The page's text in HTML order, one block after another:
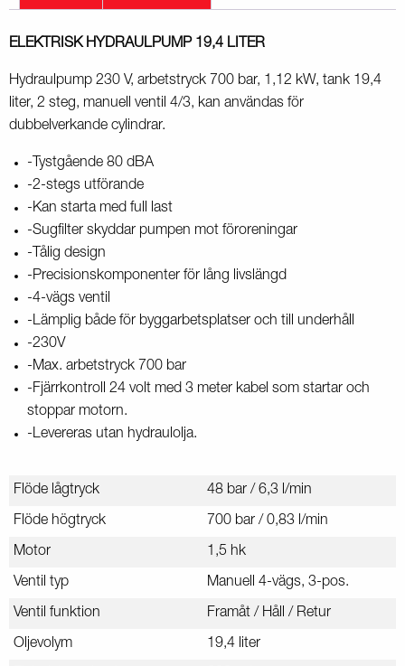
ELEKTRISK HYDRAULPUMP 19,4 LITER
Hydraulpump 230 V, arbetstryck 700 bar, 1,12 kW, tank 19,4
liter, 2 steg, manuell ventil 4/3, kan användas för
dubbelverkande cylindrar.
-Tystgående 80 dBA
-2-stegs utförande
-Kan starta med full last
-Sugfilter skyddar pumpen mot föroreningar
-Tålig design
-Precisionskomponenter för lång livslängd
-4-vägs ventil
-Lämplig både för byggarbetsplatser och till underhåll
-230V
-Max. arbetstryck 700 bar
-Fjärrkontroll 24 volt med 3 meter kabel som startar och
stoppar motorn.
-Levereras utan hydraulolja.
Flöde lågtryck 48 bar / 6,3 l/min
Flöde högtryck 700 bar / 0,83 l/min
Motor 1,5 hk
Ventil typ Manuell 4-vägs, 3-pos.
Ventil funktion Framåt / Håll / Retur
Oljevolym 19,4 liter